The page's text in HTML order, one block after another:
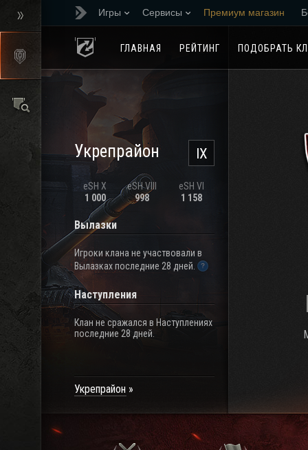
Игры Сервисы Премиум магазин
ГЛАВНАЯ
РЕЙТИНГ ПОДОБРАТЬ
IX
Укрепрайон
eSH X
1 000
eSH VIII
998
eSH VI
1 158
Вылазки
Игроки клана не участвовали в
Вылазках последние 28 дней.
Наступления
Клан не сражался в Наступлениях
последние 28 дней.
Укрепрайон